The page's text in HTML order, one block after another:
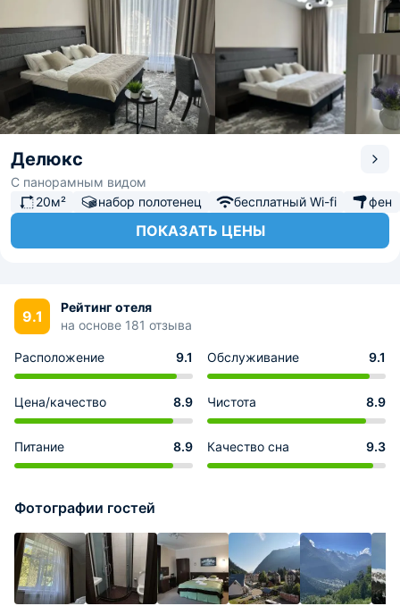
Делюкс
С панорамным видом
20м²
набор полотенец бесплатный Wi-fi фен
ПОКАЗАТЬ ЦЕНЫ
9.1
Рейтинг отеля
на основе 181 отзыва
Расположение 9.1 Обслуживание 9.1
Цена/качество 8.9 Чистота 8.9
Питание 8.9 Качество сна 9.3
Фотографии гостей